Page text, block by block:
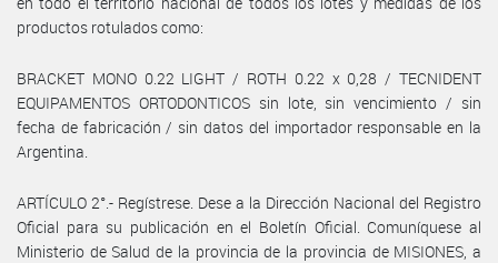
productos rotulados como:
BRACKET MONO 0.22 LIGHT / ROTH 0.22 x 0,28 / TECNIDENT
EQUIPAMENTOS ORTODONTICOS sin lote, sin vencimiento / sin
fecha de fabricación / sin datos del importador responsable en la
Argentina.
ARTÍCULO 2°.- Regístrese. Dese a la Dirección Nacional del Registro
Oficial para su publicación en el Boletín Oficial. Comuníquese al
Ministerio de Salud de la provincia de la provincia de MISIONES, a